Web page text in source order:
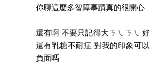
你聊這麼多智障事蹟真的很開心
還有啊 不要只記得大ㄋㄟㄋㄟ
還有乳糖不耐症 對我的印象可
負面嗎